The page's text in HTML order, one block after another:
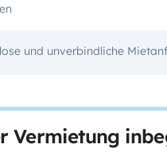
und unverbindliche
Vermietung